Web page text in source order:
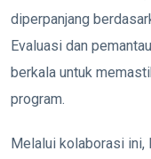
diperpanjang
Evaluasi dan
berkala untuk
program.
Melalui kolaborasi ini,